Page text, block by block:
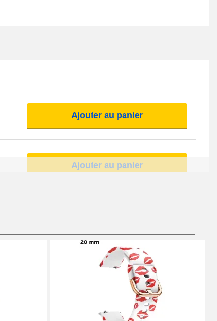
Ajouter au panier
Ajouter au panier
Ajouter au panier
Ajouter au panier